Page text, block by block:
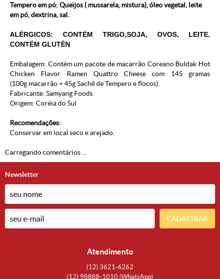
Tempero em pó: Queijos ( mussarela, mistura), óleo vegetal, leite
em pó, dextrina, sal.
ALÉRGICOS: CONTÉM TRIGO,SOJA, OVOS, LEITE.
CONTÉM GLUTÉN
Embalagem: Contém um pacote de macarrão Coreano Buldak Hot
Chicken Flavor Ramen Quattro Cheese com 145 gramas
(100g macarrão + 45g Sachê de Tempero e flocos).
Fabricante: Samyang Foods
Origem: Coréia do Sul
Recomendações:
Conservar em local seco e arejado.
Carregando comentários ...
Newsletter
CADASTRAR
Atendimento
(12) 3621-6262
(12) 98888-1010 (WhatsApp)